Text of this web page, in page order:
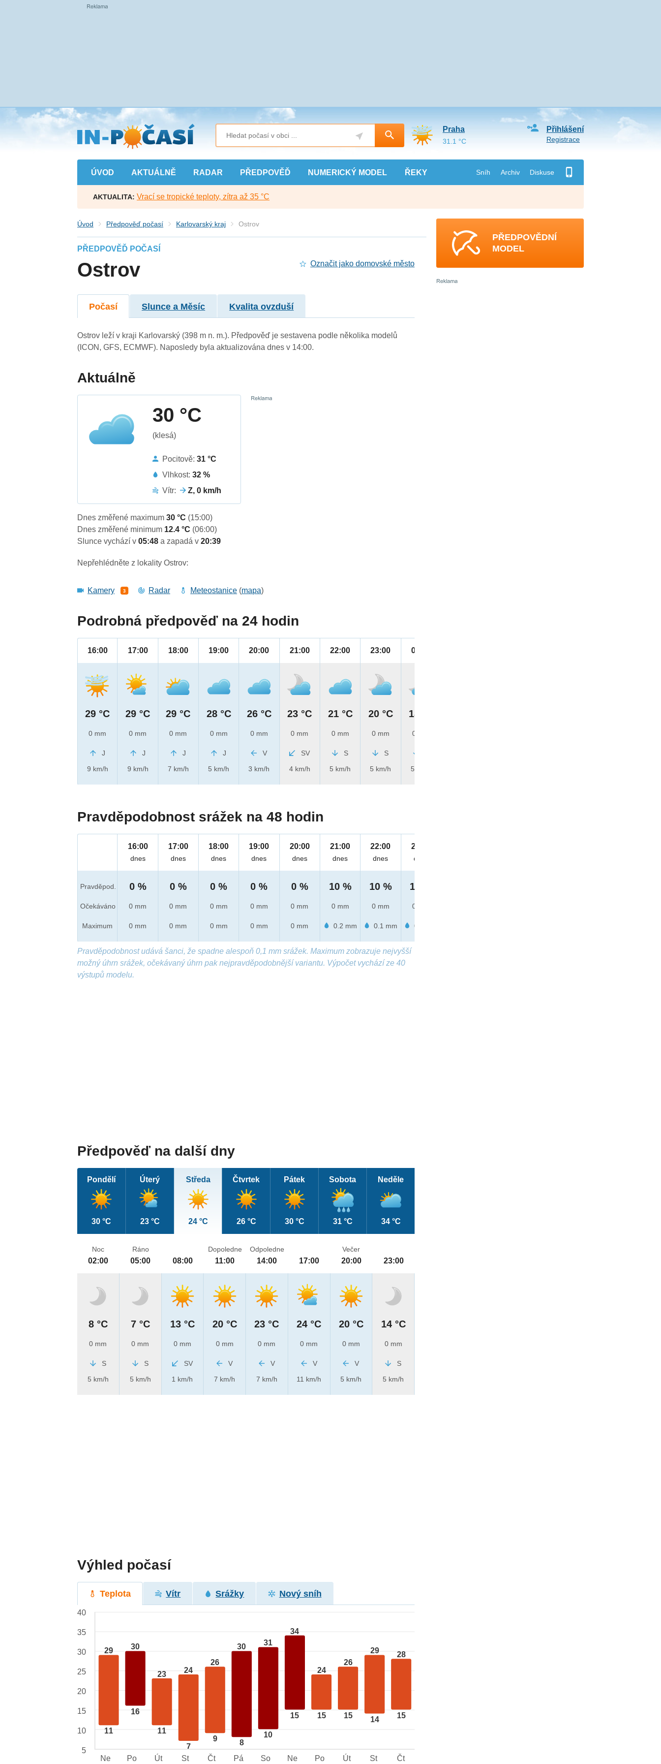
Přejít
na
hlavní
obsah
ÚVOD AKTUÁLNĚ RADAR PŘEDPOVĚĎ NUMERICKÝ MODEL ŘEKY Sníh Archiv Diskuse
Přihlášení
Registrace
Praha
31.1 °C
AKTUALITA: Vrací se tropické teploty, zítra až 35 °C
Úvod Předpověď počasí Karlovarský kraj Ostrov
PŘEDPOVĚĎ POČASÍ
Ostrov Označit jako domovské město
Počasí Slunce a Měsíc Kvalita ovzduší
Ostrov leží v kraji Karlovarský (398 m n. m.). Předpověď je sestavena podle několika modelů
(ICON, GFS, ECMWF). Naposledy byla aktualizována dnes v 14:00.
Aktuálně
30 °C
(klesá)
Pocitově:31 °C
Vlhkost:32 %
Vítr:
Z, 0 km/h
Dnes změřené maximum30 °C (15:00)
Dnes změřené minimum 12.4 °C (06:00)
Slunce vychází v05:48a zapadá v20:39
Nepřehlédněte z lokality Ostrov:
Kamery 3 Radar Meteostanice (mapa)
Podrobná předpověď na 24 hodin
16:00
29 °C
0 mm
J
9 km/h
17:00
29 °C
0 mm
J
9 km/h
18:00
29 °C
0 mm
J
7 km/h
19:00
28 °C
0 mm
J
5 km/h
20:00
26 °C
0 mm
V
3 km/h
21:00
23 °C
0 mm
SV
4 km/h
22:00
21 °C
0 mm
S
5 km/h
23:00
20 °C
0 mm
S
5 km/h
00:00
18 °C
0 mm
5 km/h
Pravděpodobnost srážek na 48 hodin
Pravděpod.
Očekáváno
Maximum
16:00
dnes
0 %
0 mm
0 mm
17:00
dnes
0 %
0 mm
0 mm
18:00
dnes
0 %
0 mm
0 mm
19:00
dnes
0 %
0 mm
0 mm
20:00
dnes
0 %
0 mm
0 mm
21:00
dnes
10 %
0 mm
0.2 mm
22:00
dnes
10 %
0 mm
0.1 mm
23:00
dnes
10 %
0 mm
0.2 mm
Pravděpodobnost udává šanci, že spadne alespoň 0,1 mm srážek. Maximum zobrazuje nejvyšší
možný úhrn srážek, očekávaný úhrn pak nejpravděpodobnější variantu. Výpočet vychází ze 40
výstupů modelu.
Předpověď na další dny
Pondělí
30 °C
Úterý
23 °C
Středa
24 °C
Čtvrtek
26 °C
Pátek
30 °C
Sobota
31 °C
Neděle
34 °C
Noc
02:00
8 °C
0 mm
S
5 km/h
Ráno
05:00
7 °C
0 mm
S
5 km/h
08:00
13 °C
0 mm
SV
1 km/h
Dopoledne
11:00
20 °C
0 mm
V
7 km/h
Odpoledne
14:00
23 °C
0 mm
V
7 km/h
17:00
24 °C
0 mm
V
11 km/h
Večer
20:00
20 °C
0 mm
V
5 km/h
23:00
14 °C
0 mm
S
5 km/h
Výhled počasí
Teplota Vítr Srážky Nový sníh
29
11
30
16
23
11
24
7
26
9
30
8
31
10
34
15
24
15
26
15
29
14
28
15
40
35
30
25
20
15
10
5
Ne
Po Út St Čt Pá So Ne Po Út St Čt
PŘEDPOVĚDNÍ
MODEL